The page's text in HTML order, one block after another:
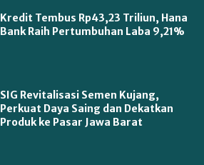
Kredit Tembus Rp43,23 Triliun, Hana
Bank Raih Pertumbuhan Laba 9,21%
SIG Revitalisasi Semen Kujang,
Perkuat Daya Saing dan Dekatkan
Produk ke Pasar Jawa Barat